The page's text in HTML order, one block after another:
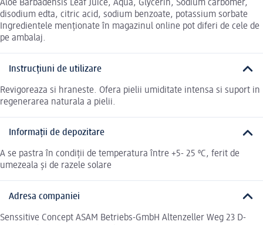
Aloe Barbadensis Leaf Juice, Aqua, Glycerin, Sodium carbomer,
disodium edta, citric acid, sodium benzoate, potassium sorbate
Ingredientele menționate în magazinul online pot diferi de cele de
pe ambalaj.
Instrucțiuni de utilizare
Revigoreaza si hraneste. Ofera pielii umiditate intensa si suport in
regenerarea naturala a pielii.
Informații de depozitare
A se pastra în condiții de temperatura între +5- 25 ºC, ferit de
umezeala și de razele solare
Adresa companiei
Senssitive Concept ASAM Betriebs-GmbH Altenzeller Weg 23 D-